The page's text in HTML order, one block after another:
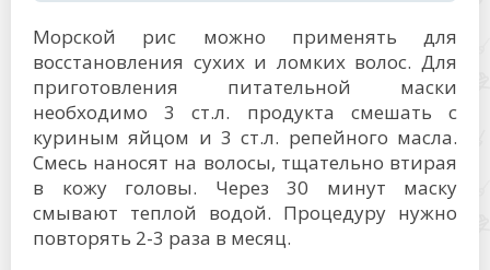
Морской рис можно применять для
восстановления сухих и ломких волос. Для
приготовления питательной маски
необходимо 3 ст.л. продукта смешать с
куриным яйцом и 3 ст.л. репейного масла.
Смесь наносят на волосы, тщательно втирая
в кожу головы. Через 30 минут маску
смывают теплой водой. Процедуру нужно
повторять 2-3 раза в месяц.